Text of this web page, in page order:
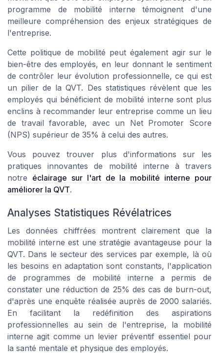
programme de mobilité interne témoignent d'une
meilleure compréhension des enjeux stratégiques de
l'entreprise.
Cette politique de mobilité peut également agir sur le
bien-être des employés, en leur donnant le sentiment
de contrôler leur évolution professionnelle, ce qui est
un pilier de la QVT. Des statistiques révèlent que les
employés qui bénéficient de mobilité interne sont plus
enclins à recommander leur entreprise comme un lieu
de travail favorable, avec un Net Promoter Score
(NPS) supérieur de 35% à celui des autres.
Vous pouvez trouver plus d'informations sur les
pratiques innovantes de mobilité interne à travers
notre éclairage sur l'art de la mobilité interne pour
améliorer la QVT.
Analyses Statistiques Révélatrices
Les données chiffrées montrent clairement que la
mobilité interne est une stratégie avantageuse pour la
QVT. Dans le secteur des services par exemple, là où
les besoins en adaptation sont constants, l'application
de programmes de mobilité interne a permis de
constater une réduction de 25% des cas de burn-out,
d'après une enquête réalisée auprès de 2000 salariés.
En facilitant la redéfinition des aspirations
professionnelles au sein de l'entreprise, la mobilité
interne agit comme un levier préventif essentiel pour
la santé mentale et physique des employés.